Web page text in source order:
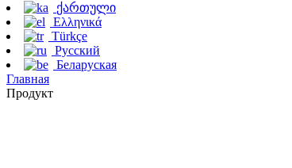
ქართული
Ελληνικά
Türkçe
Русский
Беларуская
Главная
Продукт